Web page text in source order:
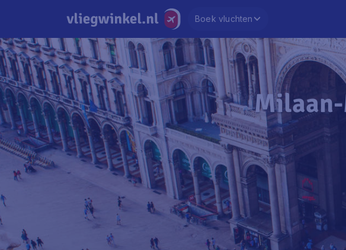
Boek vluchten